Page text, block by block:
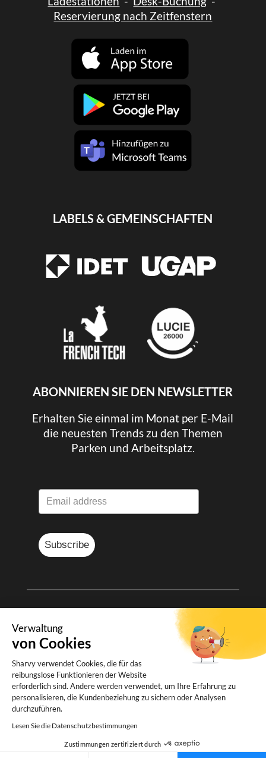
Verwaltung
von Cookies
Sharvy verwendet Cookies, die für das
reibungslose Funktionieren der Website
erforderlich sind. Andere werden verwendet, um Ihre Erfahrung zu
personalisieren, die Kundenbeziehung zu sichern oder Analysen
durchzuführen.
Lesen Sie die Datenschutzbestimmungen
Zustimmungen zertifiziert durch
Reservierung nach Zeitfenstern
LABELS & GEMEINSCHAFTEN
ABONNIEREN SIE DEN NEWSLETTER
Erhalten Sie einmal im Monat per E-Mail
die neuesten Trends zu den Themen
Parken und Arbeitsplatz.
Subscribe
Rechtliche Informationen-
Personenbezogener Daten
Allgemeine
Geschäftsbedingungen